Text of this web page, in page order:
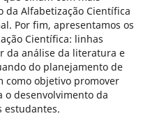
da Alfabetização Científica
Por fim, apresentamos os
Científica: linhas
da análise da literatura e
do planejamento de
como objetivo promover
o desenvolvimento da
estudantes.